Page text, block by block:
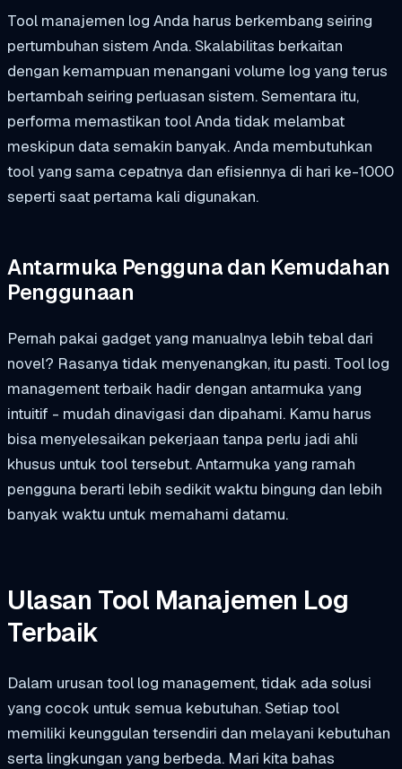
Tool manajemen log Anda harus berkembang seiring
pertumbuhan sistem Anda. Skalabilitas berkaitan
dengan kemampuan menangani volume log yang terus
bertambah seiring perluasan sistem. Sementara itu,
performa memastikan tool Anda tidak melambat
meskipun data semakin banyak. Anda membutuhkan
tool yang sama cepatnya dan efisiennya di hari ke-1000
seperti saat pertama kali digunakan.
Antarmuka Pengguna dan Kemudahan
Penggunaan
Pernah pakai gadget yang manualnya lebih tebal dari
novel? Rasanya tidak menyenangkan, itu pasti. Tool log
management terbaik hadir dengan antarmuka yang
intuitif - mudah dinavigasi dan dipahami. Kamu harus
bisa menyelesaikan pekerjaan tanpa perlu jadi ahli
khusus untuk tool tersebut. Antarmuka yang ramah
pengguna berarti lebih sedikit waktu bingung dan lebih
banyak waktu untuk memahami datamu.
Ulasan Tool Manajemen Log
Terbaik
Dalam urusan tool log management, tidak ada solusi
yang cocok untuk semua kebutuhan. Setiap tool
memiliki keunggulan tersendiri dan melayani kebutuhan
serta lingkungan yang berbeda. Mari kita bahas